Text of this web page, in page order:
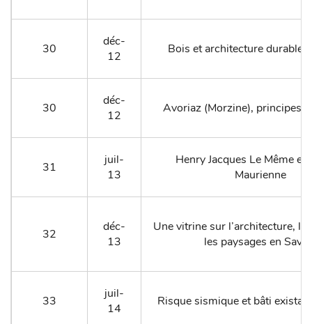
30
déc-
12
Bois et architecture durable
30
déc-
12
Avoriaz (Morzine), principes
31
juil-
13
Henry Jacques Le Même
Maurienne
32
déc-
13
Une vitrine sur l’architecture,
les paysages en
33
juil-
14
Risque sismique et bâti